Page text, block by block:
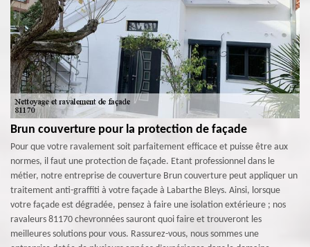
Brun couverture pour la protection de façade
Pour que votre ravalement soit parfaitement efficace et puisse être aux
normes, il faut une protection de façade. Etant professionnel dans le
métier, notre entreprise de couverture Brun couverture peut appliquer un
traitement anti-graffiti à votre façade à Labarthe Bleys. Ainsi, lorsque
votre façade est dégradée, pensez à faire une isolation extérieure ; nos
ravaleurs 81170 chevronnées sauront quoi faire et trouveront les
meilleures solutions pour vous. Rassurez-vous, nous sommes une